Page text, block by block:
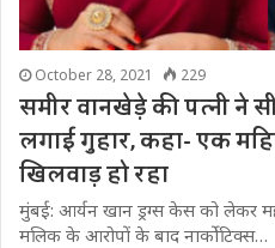
October 28, 2021 229
समीर वानखेड़े की पत्नी ने
लगाई गुहार, कहा- एक
खिलवाड़ हो रहा
मुंबई: आर्यन खान ड्रग्स केस को लेकर
मलिक के आरोपों के बाद नार्कोटिक्स…